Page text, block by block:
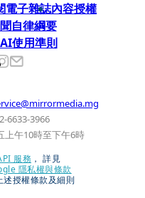
電子雜誌內容授權
自律綱要
使用準則
6633-3966
上午10時至下午6時
服務 ， 詳見
隱私權與條款
述授權條款及細則